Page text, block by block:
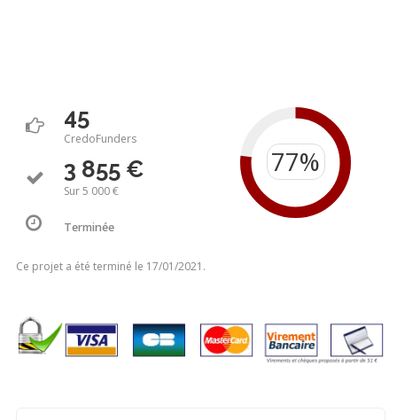
45
CredoFunders
3 855 €
Sur 5 000 €
Terminée
Ce projet a été terminé le 17/01/2021.